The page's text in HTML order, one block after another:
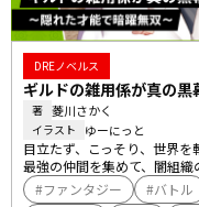
DREノベルス
ギルドの雑用係が真の
著 菱川さかく
イラスト ゆーにっと
目立たず、こっそり、世界を
最強の仲間を集めて、闇組織
ファンタジー
バトル